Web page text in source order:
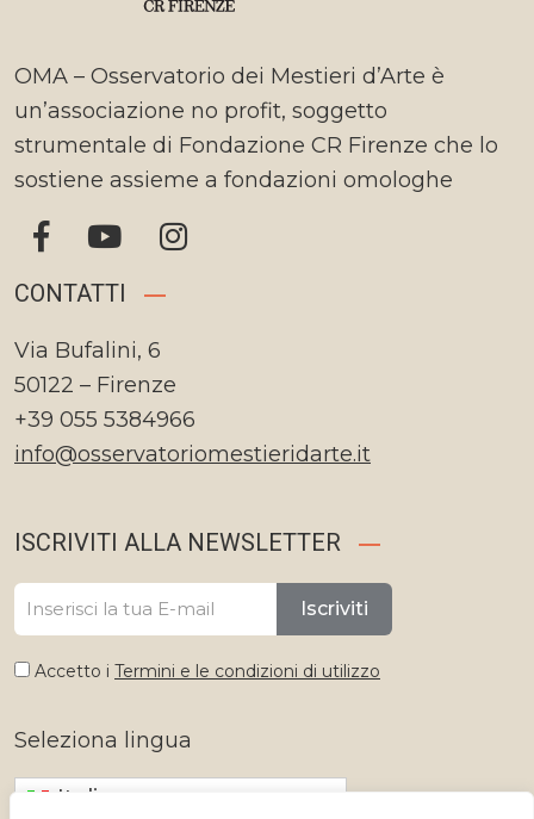
OMA – Osservatorio dei Mestieri d’Arte è
un’associazione no profit, soggetto
strumentale di Fondazione CR Firenze che lo
sostiene assieme a fondazioni omologhe
CONTATTI
Via Bufalini, 6
50122 – Firenze
+39 055 5384966
info@osservatoriomestieridarte.it
ISCRIVITI ALLA NEWSLETTER
Iscriviti
Accetto i Termini e le condizioni di utilizzo
Seleziona lingua
Italiano